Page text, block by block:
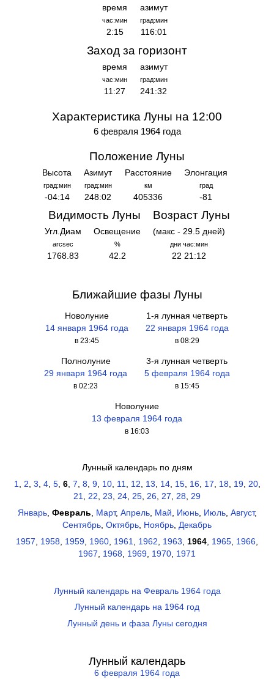
время
час:мин
2:15
азимут
град:мин
116:01
Заход за горизонт
время
час:мин
11:27
азимут
град:мин
241:32
Характеристика Луны на 12:00
6 февраля 1964 года
Положение Луны
Высота
град:мин
-04:14
Азимут
град:мин
248:02
Расстояние
км
405336
Элонгация
град
-81
Видимость Луны
Угл.Диам
arcsec
1768.83
Освещение
%
42.2
Возраст Луны
(макс - 29.5 дней)
дни час:мин
22 21:12
Ближайшие фазы Луны
Новолуние
14 января 1964 года
в 23:45
1-я лунная четверть
22 января 1964 года
в 08:29
Полнолуние
29 января 1964 года
в 02:23
3-я лунная четверть
5 февраля 1964 года
в 15:45
Новолуние
13 февраля 1964 года
в 16:03
Лунный календарь по дням
1, 2, 3, 4, 5, 6, 7, 8, 9, 10, 11, 12, 13, 14, 15, 16, 17, 18, 19, 20,
21, 22, 23, 24, 25, 26, 27, 28, 29
Январь, Февраль Март, Апрель, Май Июнь, Июль, Август,
Сентябрь Октябрь Ноябрь Декабрь
1957
1958 1959 1960 1961 1962 1963 1964 1965 1966
1967
1968 1969 1970 1971
Лунный календарь на Февраль 1964 года
Лунный календарь на 1964 год
Лунный день и фаза Луны сегодня
Лунный календарь
6 февраля 1964 года